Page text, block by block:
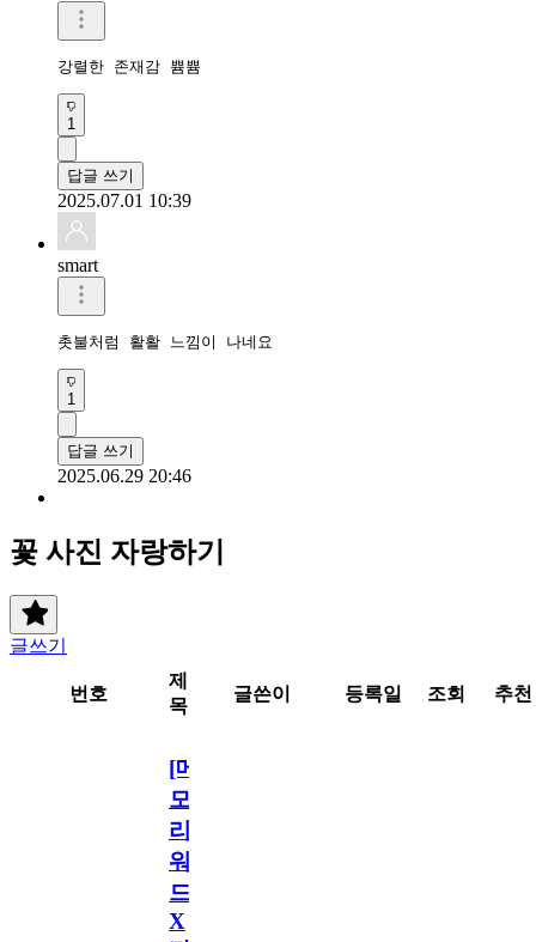
강렬한 존재감 쁌쁌
1
답글 쓰기
2025.07.01 10:39
smart
촛불처럼 활활 느낌이 나네요
1
답글 쓰기
2025.06.29 20:46
꽃 사진 자랑하기
글쓰기
번호
제
목
글쓴이 등록일 조회 추천
[메
모
리
워
드
X